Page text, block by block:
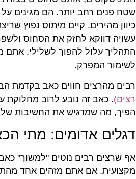
שטח פנים רחב יותר. הם מגינים
כיוון מהירים. קיים מיתוס נפוץ
עשויה דווקא לחזק את הסחוס
התהליך עלול להפוך לשלילי. אתם
לשימור המפרק.
רבים מהרצים חווים כאב בקדמת
רצים). כאב זה נובע לרוב מחלוקת
הפיך, מה שמדגיש את החשיבות של
דגלים אדומים: מתי
אף שרצים רבים נוטים "למשוך"
מקצועית. אם אתם מזהים אחד